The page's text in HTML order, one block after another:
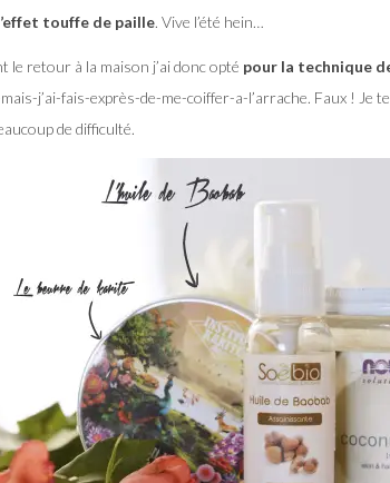
touffe de paille. Vive l’été hein…
le retour à la maison j’ai donc opté pour la technique
j’ai-fais-exprès-de-me-coiffer-a-l’arrache. Faux ! Je
de difficulté.